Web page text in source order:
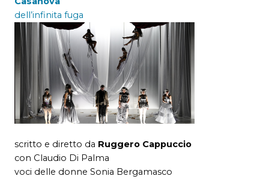
dell’infinita fuga
scritto e diretto da Ruggero Cappuccio
con Claudio Di Palma
voci delle donne Sonia Bergamasco